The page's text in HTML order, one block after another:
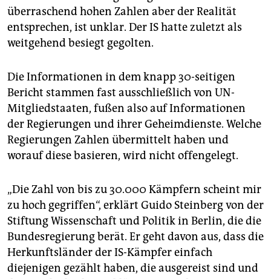
epaper login
überraschend hohen Zahlen aber der Realität
entsprechen, ist unklar. Der IS hatte zuletzt als
weitgehend besiegt gegolten.
Die Informationen in dem knapp 30-seitigen
Bericht stammen fast ausschließlich von UN-
Mitgliedstaaten, fußen also auf Informationen
der Regierungen und ihrer Geheimdienste. Welche
Regierungen Zahlen übermittelt haben und
worauf diese basieren, wird nicht offengelegt.
„Die Zahl von bis zu 30.000 Kämpfern scheint mir
zu hoch gegriffen“, erklärt Guido Steinberg von der
Stiftung Wissenschaft und Politik in Berlin, die die
Bundesregierung berät. Er geht davon aus, dass die
Herkunftsländer der IS-Kämpfer einfach
diejenigen gezählt haben, die ausgereist sind und